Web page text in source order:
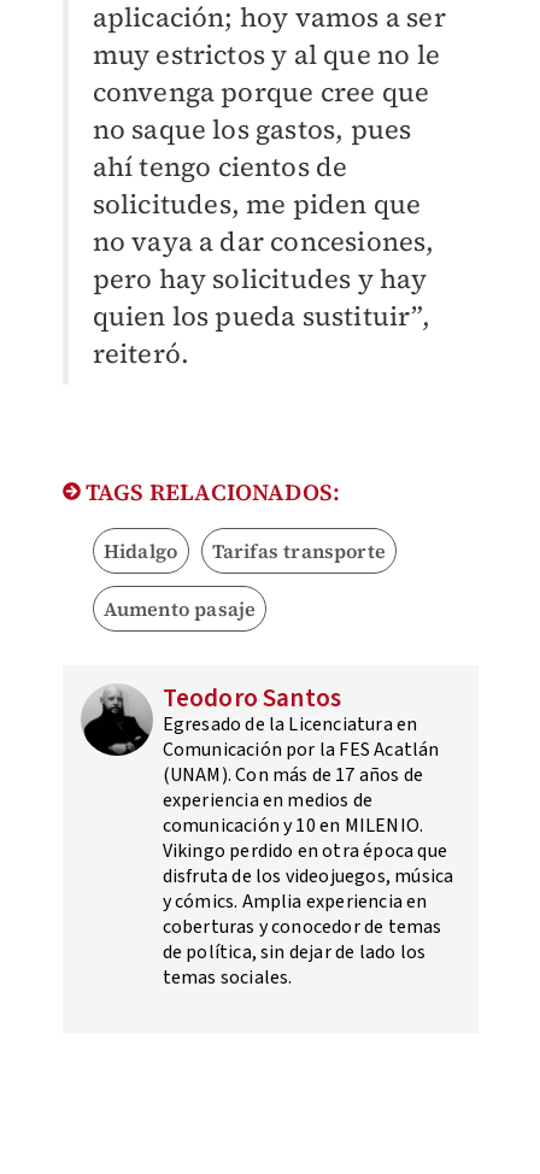
aplicación; hoy vamos a ser
muy estrictos y al que no le
convenga porque cree que
no saque los gastos, pues
ahí tengo cientos de
solicitudes, me piden que
no vaya a dar concesiones,
pero hay solicitudes y hay
quien los pueda sustituir”,
reiteró.
TAGS RELACIONADOS:
Hidalgo Tarifas transporte
Aumento pasaje
Teodoro Santos
Egresado de la Licenciatura en
Comunicación por la FES Acatlán
(UNAM). Con más de 17 años de
experiencia en medios de
comunicación y 10 en MILENIO.
Vikingo perdido en otra época que
disfruta de los videojuegos, música
y cómics. Amplia experiencia en
coberturas y conocedor de temas
de política, sin dejar de lado los
temas sociales.